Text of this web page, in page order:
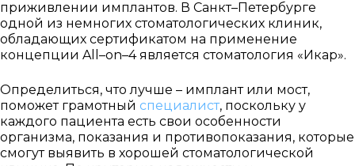
приживлении имплантов. В Санкт–Петербурге
одной из немногих стоматологических клиник,
обладающих сертификатом на применение
концепции All –on–4 является стоматология «Икар».
Определиться, что лучше – имплант или мост,
поможет грамотный специалист, поскольку у
каждого пациента есть свои особенности
организма, показания и противопоказания, которые
смогут выявить в хорошей стоматологической